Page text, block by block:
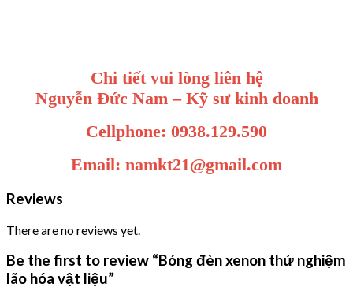
Chi tiết vui lòng liên hệ
Nguyễn Đức Nam – Kỹ sư kinh doanh
Cellphone: 0938.129.590
Email: namkt21@gmail.com
Reviews
There are no reviews yet.
Be the first to review “Bóng đèn xenon thử nghiệm
lão hóa vật liệu”